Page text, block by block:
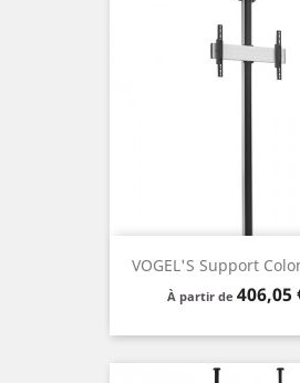
VOGEL'S Support
À partir de Prix
406,05